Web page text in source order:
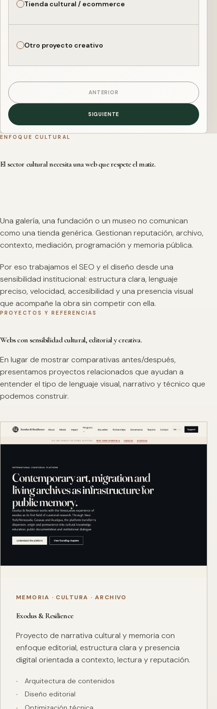
Tienda cultural / ecommerce
Otro proyecto creativo
ANTERIOR
SIGUIENTE
ENFOQUE CULTURAL
El sector cultural necesita una web que respete el matiz.
Una galería, una fundación o un museo no comunican
como una tienda genérica. Gestionan reputación, archivo,
contexto, mediación, programación y memoria pública.
Por eso trabajamos el SEO y el diseño desde una
sensibilidad institucional: estructura clara, lenguaje
preciso, velocidad, accesibilidad y una presencia visual
que acompañe la obra sin competir con ella.
PROYECTOS Y REFERENCIAS
Webs con sensibilidad cultural, editorial y creativa.
En lugar de mostrar comparativas antes/después,
presentamos proyectos relacionados que ayudan a
entender el tipo de lenguaje visual, narrativo y técnico que
podemos construir.
MEMORIA · CULTURA · ARCHIVO
Exodus & Resilience
Proyecto de narrativa cultural y memoria con
enfoque editorial, estructura clara y presencia
digital orientada a contexto, lectura y reputación.
Arquitectura de contenidos
Diseño editorial